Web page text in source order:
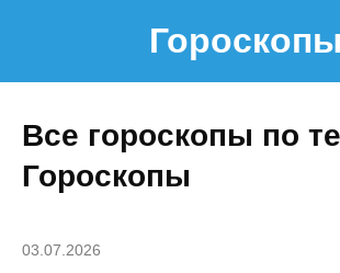
Гороскопы
Все гороскопы по
Гороскопы
03.07.2026